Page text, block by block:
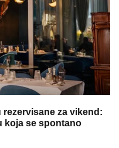
za vikend:
koja se spontano